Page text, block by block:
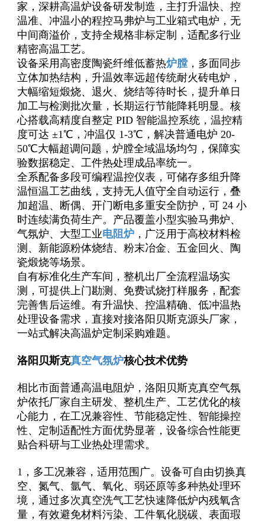
家，深耕高温炉设备研发制造，主打升温快、控
温准、冲温小的程控马弗炉与工业箱式电炉，无
中间商溢价，支持全规格非标定制，适配多行业
精密高温工艺。
设备采用高密度陶瓷纤维低蓄热炉膛 ，多面同步
立体加热结构，升温效率远超传统耐火砖电炉，
大幅缩短煅烧、退火、烧结等待时长，提升单日
加工与检测批次量，长期运行节能降耗明显。核
心搭载高精度自整定 PID 智能温控系统，温控精
度可达 ±1℃，冲温仅 1-3℃，解决普通电炉 20-
50℃大幅超调问题，炉膛全域温场均匀，保障实
验数据稳定、工件热处理成品率统一。
全系配备多段可编程温控仪表，可储存多组升降
温恒温工艺曲线，支持无人值守全自动运行，叠
加超温、断偶、开门断电多重安全防护，可 24 小
时连续满负荷生产。产品覆盖小型实验马弗炉、
气氛炉、大型工业电阻炉 ，广泛用于高校材料检
测、新能源粉体烧结、粉末冶金、五金回火、陶
瓷煅烧等场景。
自有标准化生产车间，整机出厂全流程温场实
测，可提供上门勘测、免费试烧打样服务，配套
完善售后运维。有升温快、控温精确、低冲温热
处理设备需求，直接对接洛阳贝斯克源头厂家，
一站式解决高温炉定制采购难题。
洛阳贝斯克真空气氛炉核心技术优势
相比市面普通高温电阻炉，洛阳贝斯克真空气氛
炉依托厂家自主研发、整机生产、工艺优化的核
心能力，在工况兼容性、节能稳定性、智能操控
性、定制适配性方面优势显著，设备综合性能更
贴合科研与工业热处理需求。
1，多工况兼容，适用范围广。设备可自由切换真
空、氮气、氩气、氧化、弱还原等多种热处理环
境，通过多次真空洗气工艺快速降低炉内残氧含
量，有效避免材料污染、工件氧化脱碳、表面瑕